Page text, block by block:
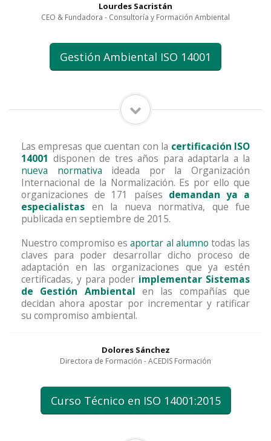
Lourdes Sacristán
CEO & Fundadora - Consultoría y Formación Ambiental
Gestión Ambiental ISO 14001
Las empresas que cuentan con la certificación ISO
14001 disponen de tres años para adaptarla a la
nueva normativa ideada por la Organización
Internacional de la Normalización. Es por ello que
organizaciones de 171 países demandan ya a
especialistas en la nueva normativa, que fue
publicada en septiembre de 2015.
Nuestro compromiso esaportar al alumno todas las
claves para poder desarrollar dicho proceso de
adaptación en las organizaciones que ya estén
certificadas, y para poder implementar Sistemas
de Gestión Ambiental en las compañías que
decidan ahora apostar por incrementar y ratificar
su compromiso ambiental.
Dolores Sánchez
Directora de Formación - ACEDIS Formación
Curso Técnico en ISO 14001:2015